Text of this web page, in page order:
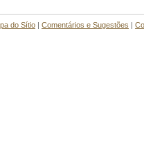
do Sítio | Comentários e Sugestões |